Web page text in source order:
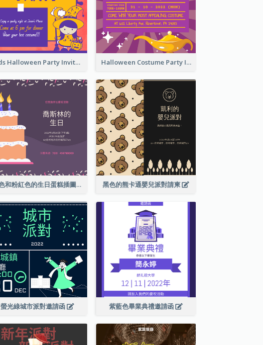
Kids Halloween Party Invitation Halloween Costume Party Invitation
紫色和粉紅色的生日蛋糕插圖聚會請柬 黑色的熊卡通嬰兒派對請柬
螢光綠城市派對邀請函 紫藍色畢業典禮邀請函